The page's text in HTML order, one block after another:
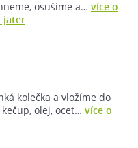
osušíme a… více o
jater
kolečka a vložíme do
olej, ocet… více o